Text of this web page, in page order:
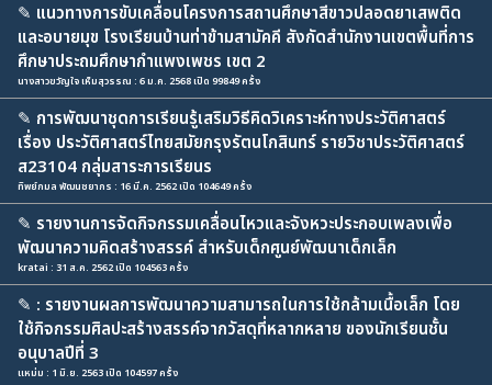
✎ แนวทางการขับเคลื่อนโครงการสถานศึกษาสีขาวปลอดยาเสพติด
และอบายมุข โรงเรียนบ้านท่าข้ามสามัคคี สังกัดสำนักงานเขตพื้นที่การ
ศึกษาประถมศึกษากำแพงเพชร เขต 2
นางสาวขวัญใจ เห็มสุวรรณ : 6 ม.ค. 2568 เปิด 99849 ครั้ง
✎ การพัฒนาชุดการเรียนรู้เสริมวิธีคิดวิเคราะห์ทางประวัติศาสตร์
เรื่อง ประวัติศาสตร์ไทยสมัยกรุงรัตนโกสินทร์ รายวิชาประวัติศาสตร์
ส23104 กลุ่มสาระการเรียนร
ทิพย์กมล พัฒนชยากร : 16 มี.ค. 2562 เปิด 104649 ครั้ง
✎ รายงานการจัดกิจกรรมเคลื่อนไหวและจังหวะประกอบเพลงเพื่อ
พัฒนาความคิดสร้างสรรค์ สำหรับเด็กศูนย์พัฒนาเด็กเล็ก
kratai : 31 ส.ค. 2562 เปิด 104563 ครั้ง
✎ : รายงานผลการพัฒนาความสามารถในการใช้กล้ามเนื้อเล็ก โดย
ใช้กิจกรรมศิลปะสร้างสรรค์จากวัสดุที่หลากหลาย ของนักเรียนชั้น
อนุบาลปีที่ 3
แหม่ม : 1 มิ.ย. 2563 เปิด 104597 ครั้ง